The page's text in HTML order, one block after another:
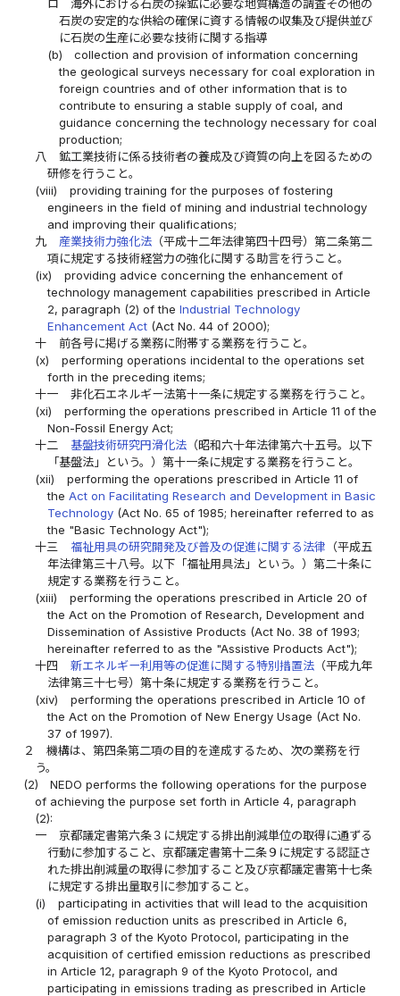
ロ
海外における石炭の探鉱に必要な地質構造の調査その他の
石炭の安定的な供給の確保に資する情報の収集及び提供並び
に石炭の生産に必要な技術に関する指導
(b)
collection and provision of information concerning
the geological surveys necessary for coal exploration in
foreign countries and of other information that is to
contribute to ensuring a stable supply of coal, and
guidance concerning the technology necessary for coal
production;
八
鉱工業技術に係る技術者の養成及び資質の向上を図るための
研修を行うこと。
(viii)
providing training for the purposes of fostering
engineers in the field of mining and industrial technology
and improving their qualifications;
九
産業技術力強化法（平成十二年法律第四十四号）第二条第二
項に規定する技術経営力の強化に関する助言を行うこと。
(ix)
providing advice concerning the enhancement of
technology management capabilities prescribed in Article
2, paragraph (2) of the Industrial Technology
Enhancement Act(Act No. 44 of 2000);
十
前各号に掲げる業務に附帯する業務を行うこと。
(x)
performing operations incidental to the operations set
forth in the preceding items;
十一
非化石エネルギー法第十一条に規定する業務を行うこと。
(xi)
performing the operations prescribed in Article 11 of the
Non-Fossil Energy Act;
十二
基盤技術研究円滑化法（昭和六十年法律第六十五号。以下
「基盤法」という。）第十一条に規定する業務を行うこと。
(xii)
performing the operations prescribed in Article 11 of
the Act on Facilitating Research and Development in Basic
Technology(Act No. 65 of 1985; hereinafter referred to as
the "Basic Technology Act");
十三
福祉用具の研究開発及び普及の促進に関する法律 （平成五
年法律第三十八号。以下「福祉用具法」という。）第二十条に
規定する業務を行うこと。
(xiii)
performing the operations prescribed in Article 20 of
the Act on the Promotion of Research, Development and
Dissemination of Assistive Products (Act No. 38 of 1993;
hereinafter referred to as the "Assistive Products Act");
十四
新エネルギー利用等の促進に関する特別措置法（平成九年
法律第三十七号）第十条に規定する業務を行うこと。
(xiv)
performing the operations prescribed in Article 10 of
the Act on the Promotion of New Energy Usage (Act No.
37 of 1997).
２
機構は、第四条第二項の目的を達成するため、次の業務を行
う。
(2)
NEDO performs the following operations for the purpose
of achieving the purpose set forth in Article 4, paragraph
(2):
一
京都議定書第六条３に規定する排出削減単位の取得に通ずる
行動に参加すること、京都議定書第十二条９に規定する認証さ
れた排出削減量の取得に参加すること及び京都議定書第十七条
に規定する排出量取引に参加すること。
(i)
participating in activities that will lead to the acquisition
of emission reduction units as prescribed in Article 6,
paragraph 3 of the Kyoto Protocol, participating in the
acquisition of certified emission reductions as prescribed
in Article 12, paragraph 9 of the Kyoto Protocol, and
participating in emissions trading as prescribed in Article